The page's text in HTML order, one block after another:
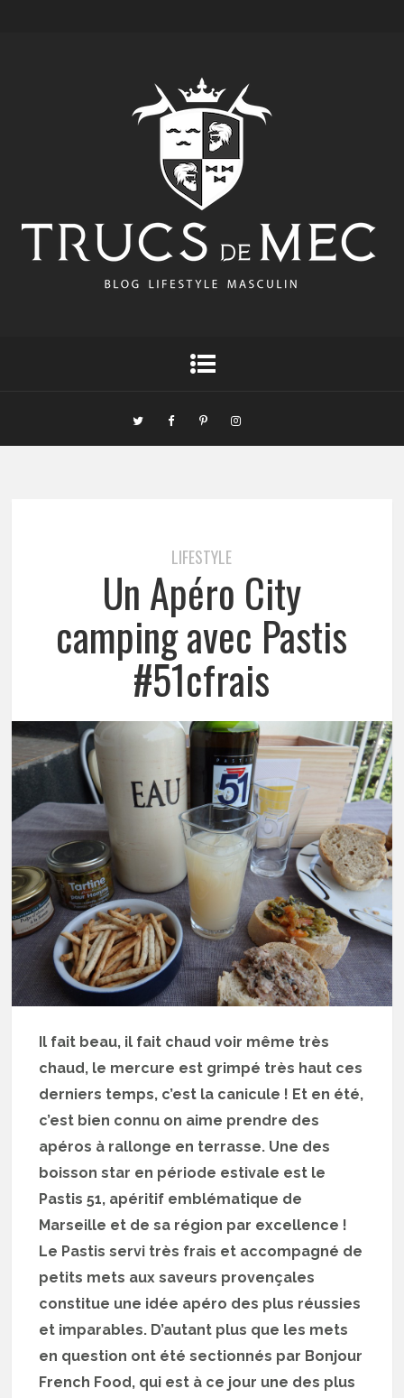
LIFESTYLE
Un Apéro City
camping avec Pastis
#51cfrais
Il fait beau, il fait chaud voir même très
chaud, le mercure est grimpé très haut ces
derniers temps, c’est la canicule ! Et en été,
c’est bien connu on aime prendre des
apéros à rallonge en terrasse. Une des
boisson star en période estivale est le
Pastis 51, apéritif emblématique de
Marseille et de sa région par excellence !
Le Pastis servi très frais et accompagné de
petits mets aux saveurs provençales
constitue une idée apéro des plus réussies
et imparables. D’autant plus que les mets
en question ont été sectionnés par Bonjour
French Food, qui est à ce jour une des plus